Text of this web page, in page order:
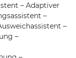
– Adaptiver
–
–
–